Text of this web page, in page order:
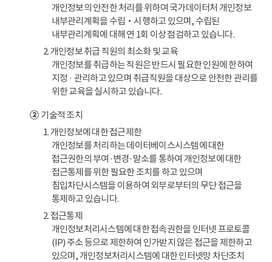
개인정보의 안전한 처리를 위하여 국가데이터처 개인정보
내부관리계획을 수립‧시행하고 있으며, 수립된
내부관리계획에 대해 연 1회 이상 점검하고 있습니다.
2. 개인정보 취급 직원의 최소화 및 교육
개인정보를 취급하는 직원은 반드시 필요한 인원에 한하여
지정 · 관리하고 있으며 취급직원을 대상으로 안전한 관리를
위한 교육을 실시하고 있습니다.
②기술적 조치
1. 개인정보에 대한 접근제한
개인정보를 처리하는 데이터베이스시스템에 대한
접근권한의 부여·변경·말소를 통하여 개인정보에 대한
접근통제를 위한 필요한 조치를 하고 있으며
침입차단시스템을 이용하여 외부로부터의 무단 접근을
통제하고 있습니다.
2. 접근통제
개인정보처리시스템에 대한 접속권한을 인터넷 프로토콜
(IP) 주소 등으로 제한하여 인가받지 않은 접근을 제한하고
있으며, 개인정보처리시스템에 대한 인터넷망 차단조치